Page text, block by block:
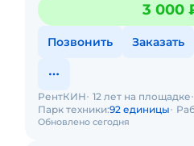
3 000
Позвонить Заказать
Обновлено сегодня
РентКИН 12 лет на площадке
Парк техники:92 единицы